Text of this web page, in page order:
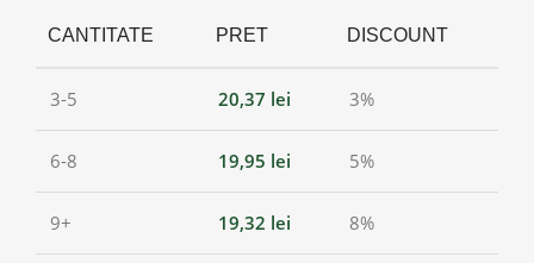
CANTITATE PRET DISCOUNT
3-5 20,37 lei 3%
6-8 19,95 lei 5%
9+ 19,32 lei 8%